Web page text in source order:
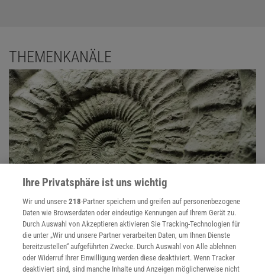
THEMENKANÄLE
Evolution
Evolution findet täglich statt - im Kleinen wie im Großen. Und auch
der Blick in die Vergangenheit ist lohnend, denn die Biologen füllen
immer mehr Lücken im Stammbaum des Lebens.
Ihre Privatsphäre ist uns wichtig
Wir und unsere218-Partner speichern und greifen auf personenbezogene
Daten wie Browserdaten oder eindeutige Kennungen auf Ihrem Gerät zu.
Durch Auswahl von Akzeptieren aktivieren Sie Tracking-Technologien für
die unter „Wir und unsere Partner verarbeiten Daten, um Ihnen Dienste
bereitzustellen“ aufgeführten Zwecke. Durch Auswahl von Alle ablehnen
oder Widerruf Ihrer Einwilligung werden diese deaktiviert. Wenn Tracker
deaktiviert sind, sind manche Inhalte und Anzeigen möglicherweise nicht